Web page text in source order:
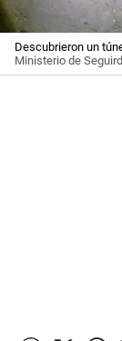
Descubrieron un
Ministerio de